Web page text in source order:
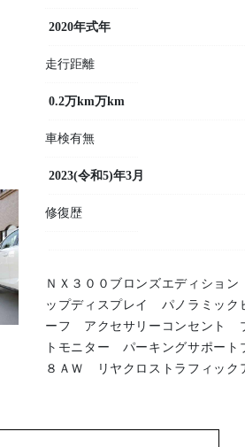
2020年式年
走行距離
0.2万km万km
車検有無
2023(令和5)年3月
修復歴
ＮＸ３００ブロンズエディショ
ップディスプレイ パノラミッ
ーフ アクセサリーコンセント
トモニター パーキングサポー
８ＡＷ リヤクロストラフィック